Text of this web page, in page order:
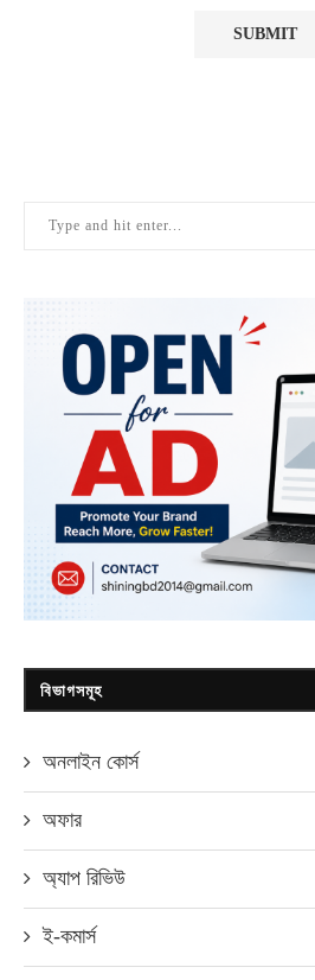
বিভাগসমূহ
অনলাইন কোর্স
অফার
অ্যাপ রিভিউ
ই-কমার্স